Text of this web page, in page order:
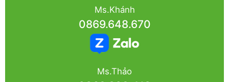
Ms.Khánh
0869.648.670
Ms.Thảo